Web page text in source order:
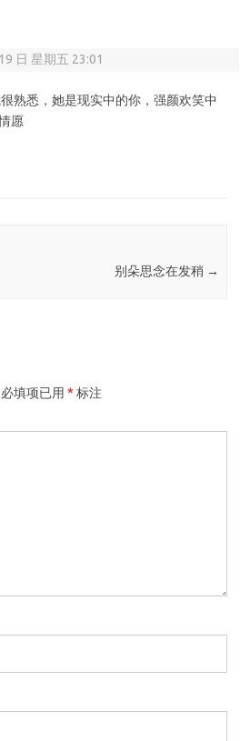
日 星期五 23:01
熟悉，她是现实中的你，强颜欢笑中
愿
别朵思念在发稍 →
必填项已用 * 标注